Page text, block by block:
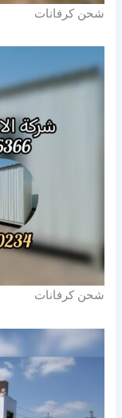
شحن كرفانات
شحن كرفانات